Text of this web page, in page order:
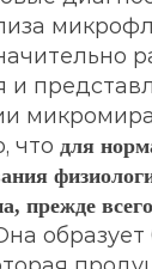
и
чтодля
прежде
образует